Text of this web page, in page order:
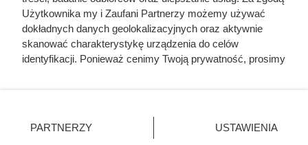
Dalsze losy Mikołaja
zwolnił tempa. Wciąż był w polu – walczył pod
Użytkownika my i Zaufani Partnerzy możemy używać
dokładnych danych geolokalizacyjnych oraz aktywnie
skanować charakterystykę urządzenia do celów
identyfikacji. Ponieważ cenimy Twoją prywatność, prosimy
prywatności znajdujący się w lewym dolnym rogu strony
. Niektóre rodzaje przetwarzania danych nie wymagają
PARTNERZY USTAWIENIA